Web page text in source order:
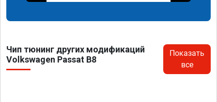
Чип тюнинг других модификаций
Volkswagen Passat B8
Показать
все